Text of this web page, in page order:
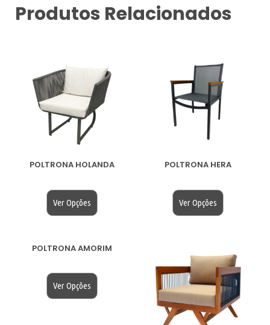
Produtos Relacionados
POLTRONA HOLANDA
Ver Opções
POLTRONA HERA
Ver Opções
POLTRONA AMORIM
Ver Opções